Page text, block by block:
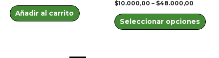
Añadir al carrito
$10.000,00 – $48.000,00
Seleccionar opciones
de